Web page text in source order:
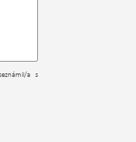
a s